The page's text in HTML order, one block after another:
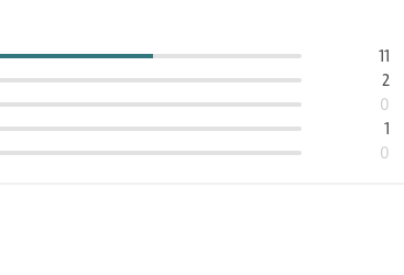
0
1
0
2
11